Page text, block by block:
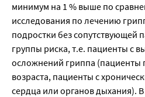
минимум на 1 % выше по
исследования по лечению
подростки без сопутствующей
группы риска, т.е. пациенты с
осложнений гриппа (пациенты
возраста, пациенты с
сердца или органов дыхания).